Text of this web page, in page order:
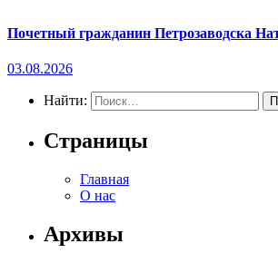
Почетный гражданин Петрозаводска
03.08.2026
Найти:
Страницы
Главная
О нас
Архивы